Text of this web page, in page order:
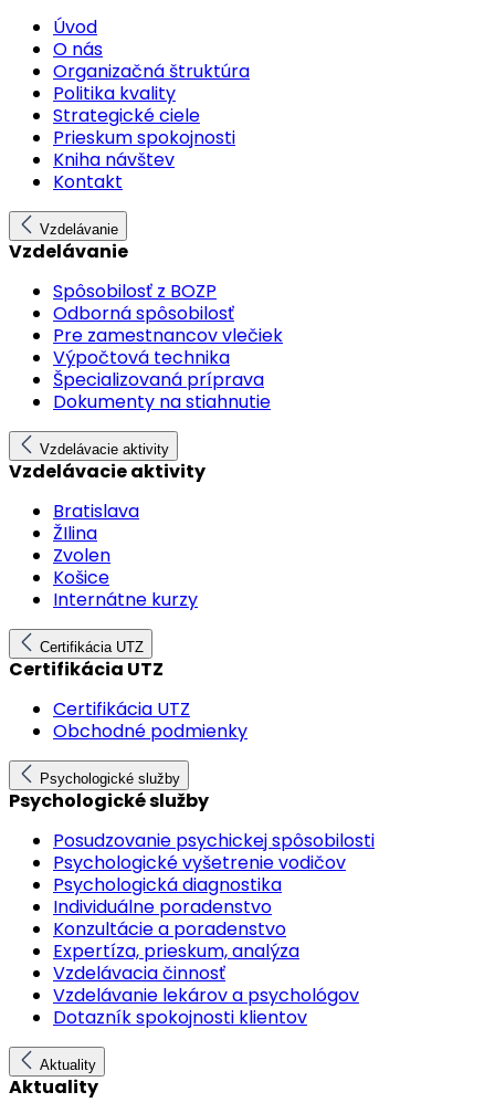
Úvod
O nás
Organizačná štruktúra
Politika kvality
Strategické ciele
Prieskum spokojnosti
Kniha návštev
Kontakt
Vzdelávanie
Vzdelávanie
Spôsobilosť z BOZP
Odborná spôsobilosť
Pre zamestnancov vlečiek
Výpočtová technika
Špecializovaná príprava
Dokumenty na stiahnutie
Vzdelávacie aktivity
Vzdelávacie aktivity
Bratislava
ŽIlina
Zvolen
Košice
Internátne kurzy
Certifikácia UTZ
Certifikácia UTZ
Certifikácia UTZ
Obchodné podmienky
Psychologické služby
Psychologické služby
Posudzovanie psychickej spôsobilosti
Psychologické vyšetrenie vodičov
Psychologická diagnostika
Individuálne poradenstvo
Konzultácie a poradenstvo
Expertíza, prieskum, analýza
Vzdelávacia činnosť
Vzdelávanie lekárov a psychológov
Dotazník spokojnosti klientov
Aktuality
Aktuality